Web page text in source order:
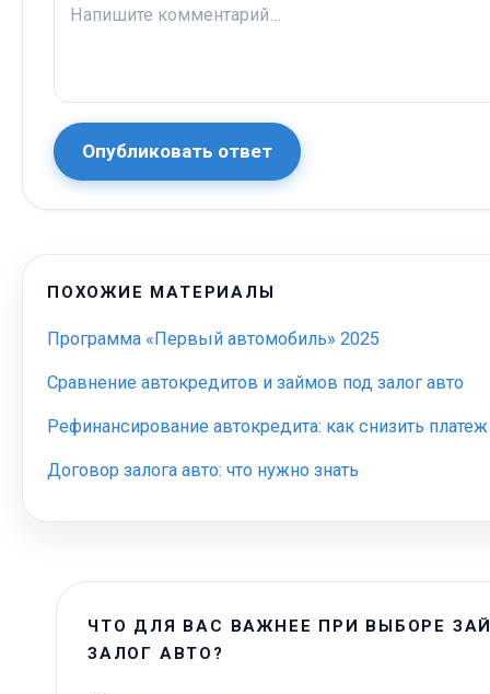
Опубликовать ответ
ПОХОЖИЕ МАТЕРИАЛЫ
Программа «Первый автомобиль» 2025
Сравнение автокредитов и займов под залог авто
Рефинансирование автокредита: как снизить платеж
Договор залога авто: что нужно знать
ЧТО ДЛЯ ВАС ВАЖНЕЕ ПРИ ВЫБОРЕ
ЗАЛОГ АВТО?